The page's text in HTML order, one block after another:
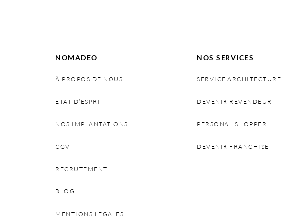
NOMADEO
À PROPOS DE NOUS
ÉTAT D’ESPRIT
NOS IMPLANTATIONS
CGV
RECRUTEMENT
BLOG
MENTIONS LEGALES
NOS SERVICES
SERVICE ARCHITECTURE
DEVENIR REVENDEUR
PERSONAL SHOPPER
DEVENIR FRANCHISÉ